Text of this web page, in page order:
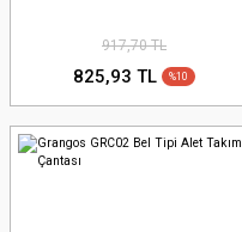
917,70 TL
825,93 TL %10